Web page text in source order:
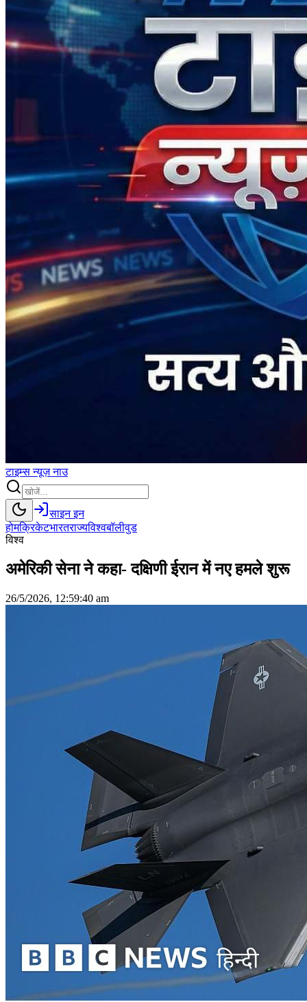
टाइम्सन्यूज़नाउ
साइन इन
होमक्रिकेटभारतराज्यविश्वबॉलीवुड
विश्व
अमेरिकी सेना ने कहा- दक्षिणी ईरान में नए हमले शुरू
26/5/2026, 12:59:40 am